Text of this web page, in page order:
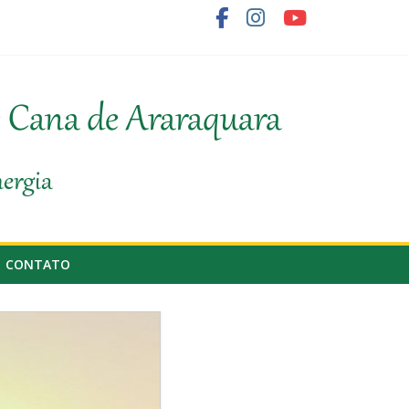
Cana de Araraquara
CONTATO